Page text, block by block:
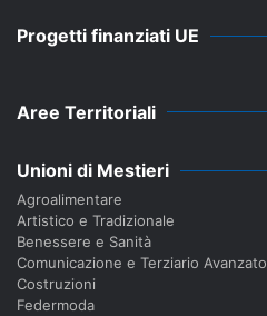
Progetti finanziati UE
Aree Territoriali
Unioni di Mestieri
Agroalimentare
Artistico e Tradizionale
Benessere e Sanità
Comunicazione e Terziario Avanzato
Costruzioni
Federmoda